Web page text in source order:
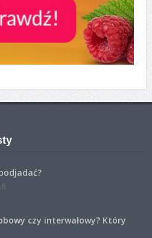
czy interwałowy? Który